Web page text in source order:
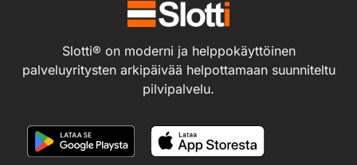
Slotti® on moderni ja helppokäyttöinen
palveluyritysten arkipäivää helpottamaan suunniteltu
pilvipalvelu.